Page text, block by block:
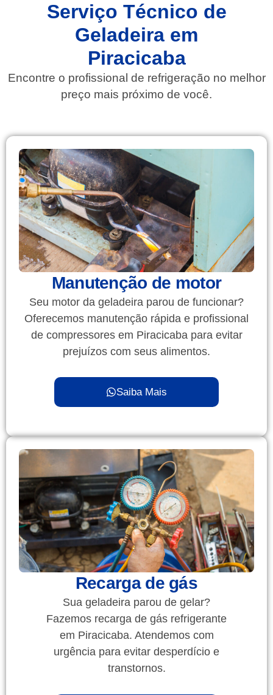
Serviço Técnico de
Geladeira em
Piracicaba
Encontre o profissional de refrigeração no melhor
preço mais próximo de você.
Manutenção de motor
Seu motor da geladeira parou de funcionar?
Oferecemos manutenção rápida e profissional
de compressores em Piracicaba para evitar
prejuízos com seus alimentos.
Saiba Mais
Recarga de gás
Sua geladeira parou de gelar?
Fazemos recarga de gás refrigerante
em Piracicaba. Atendemos com
urgência para evitar desperdício e
transtornos.